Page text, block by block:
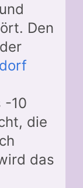
Den
-10
die
das